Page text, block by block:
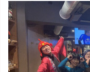
スタッフ活動日誌